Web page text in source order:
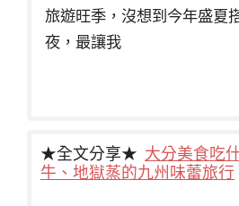
旅遊旺季，沒想到今年盛夏
夜，最讓我
★全文分享★ 大分美食吃
牛、地獄蒸的九州味蕾旅行